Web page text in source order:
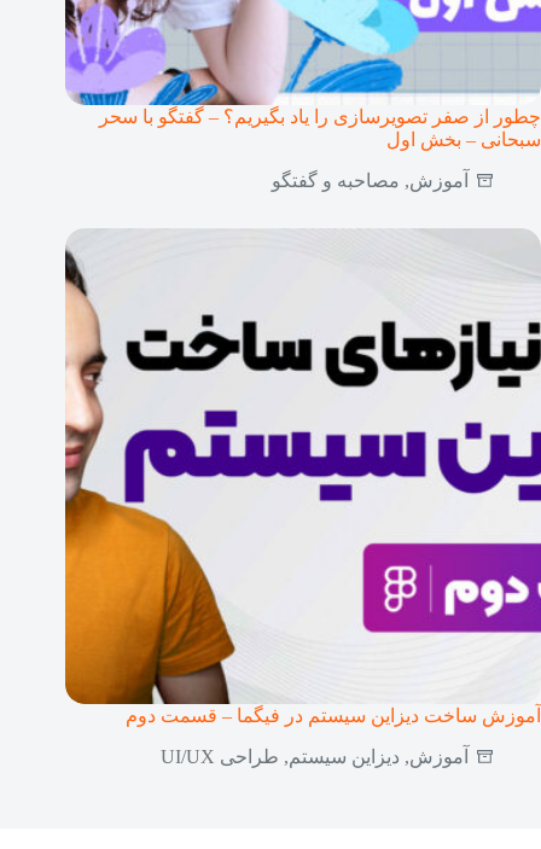
چطور از صفر تصویرسازی را یاد بگیریم؟ – گفتگو با سحر
سبحانی – بخش اول
آموزش, مصاحبه و گفتگو
آموزش ساخت دیزاین سیستم در فیگما – قسمت دوم
آموزش, دیزاین سیستم, طراحی UI/UX